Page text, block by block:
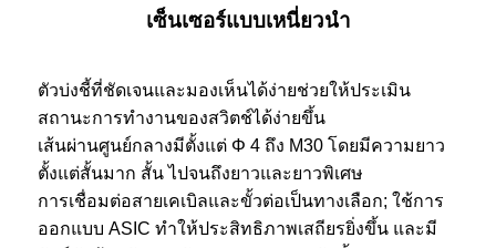
เซ็นเซอร์แบบเหนี่ยวนำ
ตัวบ่งชี้ที่ชัดเจนและมองเห็นได้ง่ายช่วยให้ประเมิน
สถานะการทำงานของสวิตช์ได้ง่ายขึ้น
เส้นผ่านศูนย์กลางมีตั้งแต่ Φ 4 ถึง M30 โดยมีความยาว
ตั้งแต่สั้นมาก สั้น ไปจนถึงยาวและยาวพิเศษ
การเชื่อมต่อสายเคเบิลและขั้วต่อเป็นทางเลือก; ใช้การ
ออกแบบ ASIC ทำให้ประสิทธิภาพเสถียรยิ่งขึ้น และมี